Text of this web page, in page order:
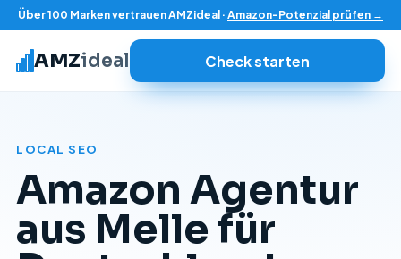
Über 100 Marken vertrauen AMZideal · Amazon-Potenzial prüfen →
AMZideal Check starten
LOCAL SEO
Amazon Agentur
aus Melle für